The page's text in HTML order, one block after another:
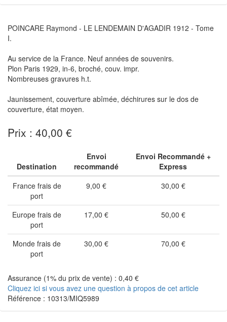
POINCARE Raymond - LE LENDEMAIN D'AGADIR 1912 - Tome
I.
Au service de la France. Neuf années de souvenirs.
Plon Paris 1929, in-6, broché, couv. impr.
Nombreuses gravures h.t.
Jaunissement, couverture abîmée, déchirures sur le dos de
couverture, état moyen.
Prix : 40,00 €
Destination
Envoi
recommandé
Envoi Recommandé +
Express
France frais de
port
9,00 € 30,00 €
Europe frais de
port
17,00 € 50,00 €
Monde frais de
port
30,00 € 70,00 €
Assurance (1% du prix de vente) : 0,40 €
Cliquez ici si vous avez une question à propos de cet article
Référence : 10313/MIQ5989